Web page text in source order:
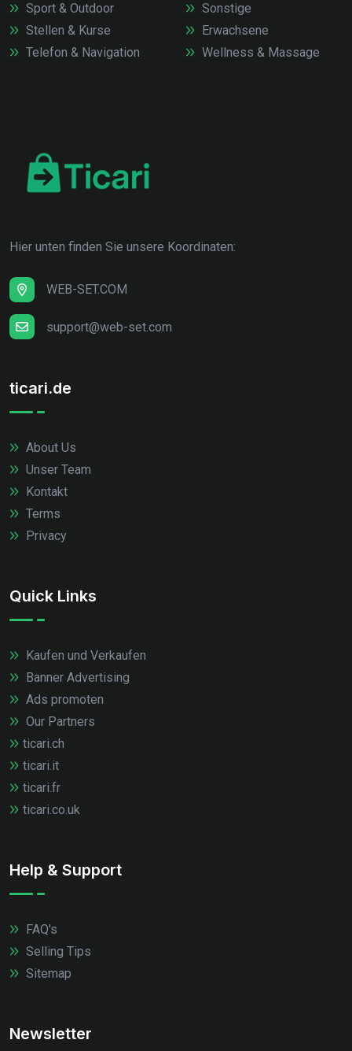
Sport & Outdoor
Stellen & Kurse
Telefon & Navigation
Sonstige
Erwachsene
Wellness & Massage
Hier unten finden Sie unsere Koordinaten:
WEB-SET.COM
support@web-set.com
ticari.de
About Us
Unser Team
Kontakt
Terms
Privacy
Quick Links
Kaufen und Verkaufen
Banner Advertising
Ads promoten
Our Partners
ticari.ch
ticari.it
ticari.fr
ticari.co.uk
Help & Support
FAQ's
Selling Tips
Sitemap
Newsletter